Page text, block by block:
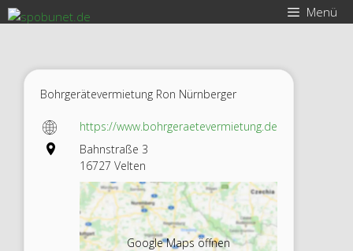
Zum
Inhalt
Menü
Bohrgerätevermietung Ron Nürnberger
https://www.bohrgeraetevermietung.de
Bahnstraße 3
16727 Velten
Google Maps öffnen